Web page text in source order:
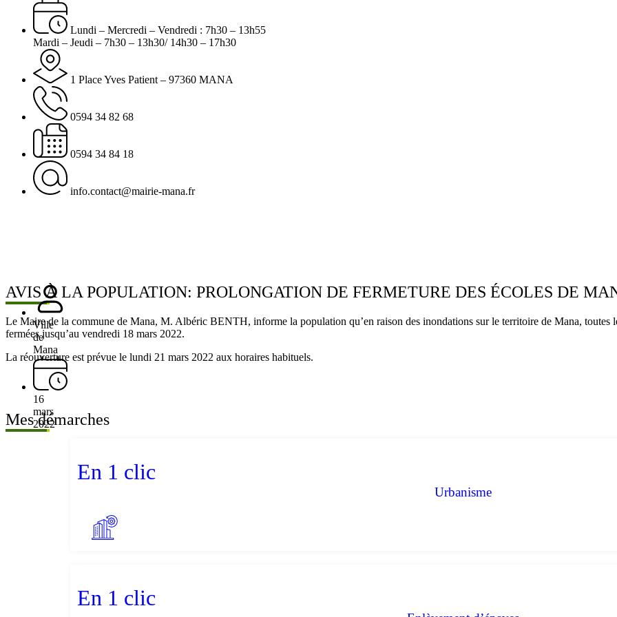
Lundi – Mercredi – Vendredi : 7h30 – 13h55
Mardi – Jeudi – 7h30 – 13h30/ 14h30 – 17h30
1 Place Yves Patient – 97360 MANA
0594 34 82 68
0594 34 84 18
info.contact@mairie-mana.fr
Ville
de
Mana
16
mars
2022
AVIS À LA POPULATION: PROLONGATION DE FERMETURE DES ÉCOLES DE
Le Maire de la commune de Mana, M. Albéric BENTH, informe la population qu’en raison des inondations sur le territoire de Mana, toutes
fermées jusqu’au vendredi 18 mars 2022.
La réouverture est prévue le lundi 21 mars 2022 aux horaires habituels.
Mes démarches
En 1 clic
Urbanisme
En 1 clic